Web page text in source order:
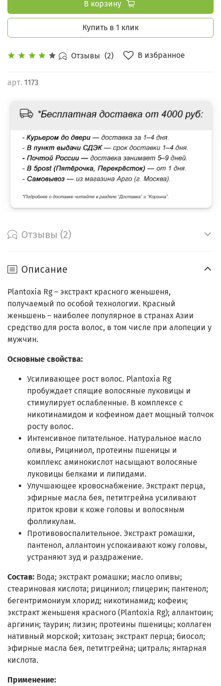
Отзывы (2) В избранное
арт. 1173
В корзину
Купить в 1 клик
Отзывы (2)
Описание
Plantoxia Rg – экстракт красного женьшеня,
получаемый по особой технологии. Красный
женьшень – наиболее популярное в странах Азии
средство для роста волос, в том числе при алопеции у
мужчин.
Основные свойства:
Усиливающее рост волос. Plantoxia Rg
пробуждает спящие волосяные луковицы и
стимулирует ослабленные. В комплексе с
никотинамидом и кофеином дает мощный толчок
росту волос.
Интенсивное питательное. Натуральное масло
оливы, Рициниол, протеины пшеницы и
комплекс аминокислот насыщают волосяные
луковицы белками и липидами.
Улучшающее кровоснабжение. Экстракт перца,
эфирные масла бея, петитгрейна усиливают
приток крови к коже головы и волосяным
фолликулам.
Противовоспалительное. Экстракт ромашки,
пантенол, аллантоин успокаивают кожу головы,
устраняют зуд и раздражение.
Состав: Вода; экстракт ромашки; масло оливы;
стеариновая кислота; рициниол; глицерин; пантенол;
бегентримониум хлорид; никотинамид; кофеин;
экстракт женьшеня красного (Plantoxia Rg); аллантоин;
аргинин; таурин; лизин; протеины пшеницы; коллаген
нативный морской; хитозан; экстракт перца; биосол;
эфирные масла бея, петитгрейна; цитраль; янтарная
кислота.
Применение: